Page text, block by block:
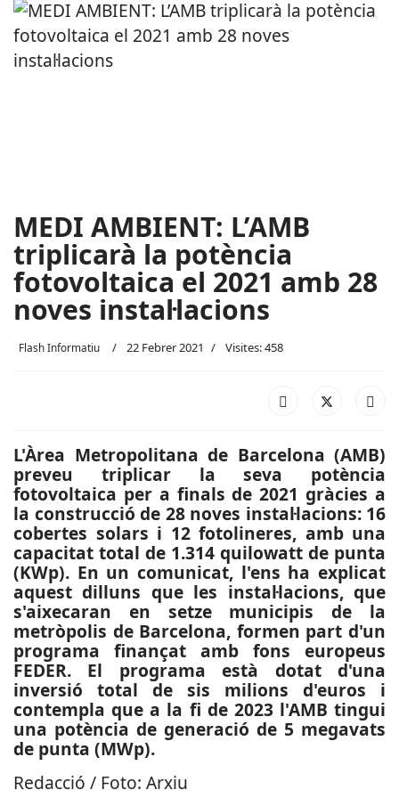
MEDI AMBIENT: L’AMB
triplicarà la potència
fotovoltaica el 2021 amb 28
noves instal·lacions
Flash Informatiu 22 Febrer 2021 Visites: 458
L'Àrea Metropolitana de Barcelona (AMB)
preveu triplicar la seva potència
fotovoltaica per a finals de 2021 gràcies a
la construcció de 28 noves instal·lacions: 16
cobertes solars i 12 fotolineres, amb una
capacitat total de 1.314 quilowatt de punta
(KWp). En un comunicat, l'ens ha explicat
aquest dilluns que les instal·lacions, que
s'aixecaran en setze municipis de la
metròpolis de Barcelona, formen part d'un
programa finançat amb fons europeus
FEDER. El programa està dotat d'una
inversió total de sis milions d'euros i
contempla que a la fi de 2023 l'AMB tingui
una potència de generació de 5 megavats
de punta (MWp).
Redacció / Foto: Arxiu